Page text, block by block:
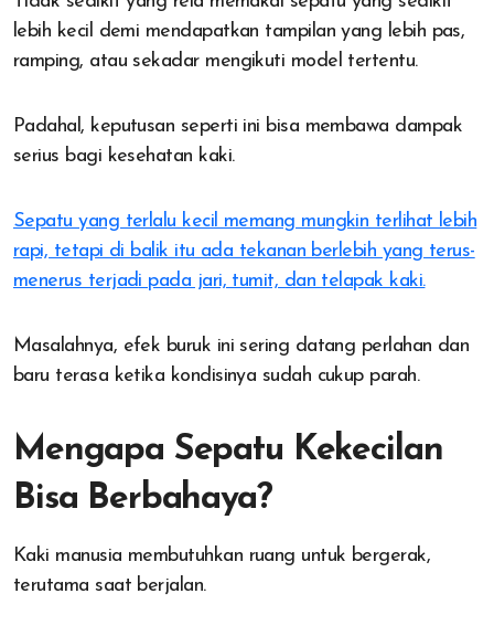
lebih kecil demi mendapatkan tampilan yang lebih pas,
ramping, atau sekadar mengikuti model tertentu.
Padahal, keputusan seperti ini bisa membawa dampak
serius bagi kesehatan kaki.
Sepatu yang terlalu kecil memang mungkin terlihat lebih
rapi, tetapi di balik itu ada tekanan berlebih yang terus-
menerus terjadi pada jari, tumit, dan telapak kaki.
Masalahnya, efek buruk ini sering datang perlahan dan
baru terasa ketika kondisinya sudah cukup parah.
Mengapa Sepatu Kekecilan
Bisa Berbahaya?
Kaki manusia membutuhkan ruang untuk bergerak,
terutama saat berjalan.